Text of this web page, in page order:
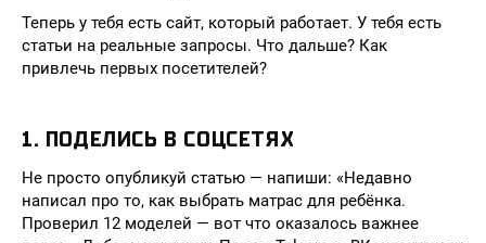
Теперь у тебя есть сайт, который работает. У тебя есть
статьи на реальные запросы. Что дальше? Как
привлечь первых посетителей?
1. ПОДЕЛИСЬ В СОЦСЕТЯХ
Не просто опубликуй статью — напиши: «Недавно
написал про то, как выбрать матрас для ребёнка.
Проверил 12 моделей — вот что оказалось важнее